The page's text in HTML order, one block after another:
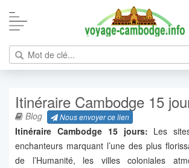
Itinéraire Cambodge 15
Blog Nous envoyer ce lien
Itinéraire Cambodge 15 jours: Les
enchanteurs marquant l’une des plus
de l’Humanité, les villes coloniales